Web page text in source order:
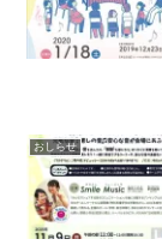
おしらせ